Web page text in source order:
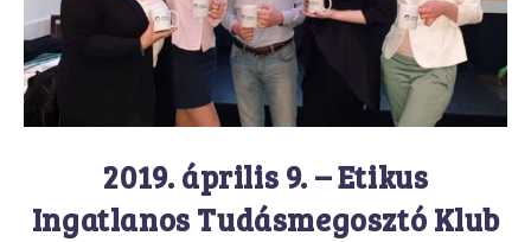
2019. április 9. – Etikus
Ingatlanos Tudásmegosztó Klub